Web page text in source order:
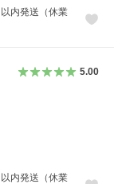
内発送（休業
5.00
内発送（休業